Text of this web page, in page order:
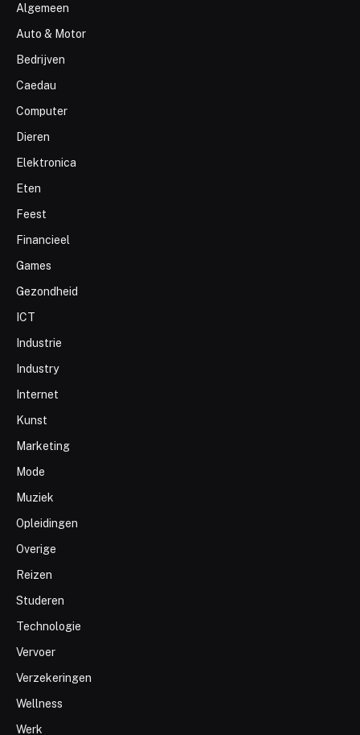
Algemeen
Auto & Motor
Bedrijven
Caedau
Computer
Dieren
Elektronica
Eten
Feest
Financieel
Games
Gezondheid
ICT
Industrie
Industry
Internet
Kunst
Marketing
Mode
Muziek
Opleidingen
Overige
Reizen
Studeren
Technologie
Vervoer
Verzekeringen
Wellness
Werk